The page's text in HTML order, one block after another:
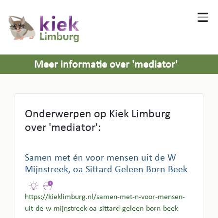
Meer informatie over 'mediator'
Onderwerpen op Kiek Limburg
over 'mediator':
Samen met én voor mensen uit de W
Mijnstreek, oa Sittard Geleen Born Beek
https://kieklimburg.nl/samen-met-n-voor-mensen-
uit-de-w-mijnstreek-oa-sittard-geleen-born-beek